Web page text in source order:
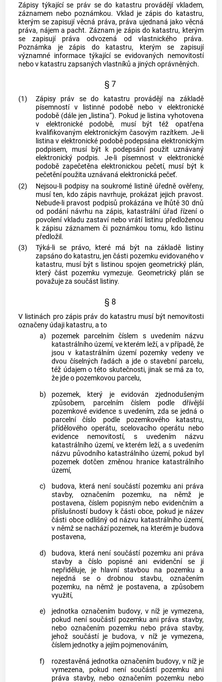
Zápisy týkající se práv se do katastru provádějí vkladem,
záznamem nebo poznámkou. Vklad je zápis do katastru,
kterým se zapisují věcná práva, práva ujednaná jako věcná
práva, nájem a pacht. Záznam je zápis do katastru, kterým
se zapisují práva odvozená od vlastnického práva.
Poznámka je zápis do
katastru, kterým se zapisují
významné informace týkající se evidovaných nemovitostí
nebo v katastru zapsaných vlastníků a jiných oprávněných.
§ 7
(1) Zápisy práv se do katastru provádějí na základě
písemností v listinné podobě nebo v elektronické
podobě (dále jen „listina“). Pokud je listina vyhotovena
v elektronické podobě, musí být též opatřena
kvalifikovaným elektronickým časovým razítkem. Je-li
listina v elektronické podobě podepsána elektronickým
podpisem, musí být k podepsání použit uznávaný
elektronický podpis. Je-li písemnost v elektronické
podobě zapečetěna elektronickou pečetí, musí být k
pečetění použita uznávaná elektronická pečeť.
(2)
Nejsou-li podpisy na soukromé listině úředně ověřeny,
musí ten, kdo zápis navrhuje, prokázat jejich pravost.
Nebude-li pravost podpisů prokázána ve lhůtě 30 dnů
od podání návrhu na zápis, katastrální úřad řízení o
povolení vkladu zastaví nebo vrátí listinu předloženou
k zápisu záznamem či poznámkou tomu, kdo listinu
předložil.
(3)
Týká-li se právo, které má být na základě listiny
zapsáno do katastru, jen části pozemku evidovaného v
katastru, musí být s listinou spojen geometrický plán,
který část pozemku vymezuje. Geometrický plán se
považuje za součást listiny.
§ 8
V listinách pro zápis práv do katastru musí být nemovitosti
označeny údaji katastru, a to
a)
pozemek parcelním číslem s uvedením názvu
katastrálního území, ve kterém leží, a v případě, že
jsou v katastrálním území pozemky vedeny ve
dvou číselných řadách a jde ostavební parcelu,
též údajem o této skutečnosti, jinak se má za to,
že jde o pozemkovou parcelu,
b)
pozemek, který je evidován zjednodušeným
způsobem, parcelním číslem podle dřívější
pozemkové evidence s uvedením, zda se jedná o
parcelní číslo podle pozemkového
katastru,
přídělového operátu, scelovacího operátu nebo
evidence nemovitostí, s uvedením názvu
katastrálního území, ve kterém leží, a s uvedením
názvu původního katastrálního území, pokud byl
pozemek dotčen změnou hranice katastrálního
území,
c)
budova, která není součástí pozemku ani práva
stavby, označením pozemku, na němž je
postavena, číslem popisným nebo evidenčním a
příslušností budovyk části obce, pokud je název
části obceodlišný od názvu katastrálního území,
v němž se nacházípozemek, na kterém je budova
postavena,
d)
budova, která není součástí pozemku ani práva
stavby a číslo popisné ani evidenční se jí
nepřiděluje, je hlavní stavbou na pozemku a
nejedná se odrobnou stavbu, označením
pozemku, na němž je postavena, a způsobem
využití,
e)
jednotka označením budovy, v níž je vymezena,
pokud není součástí pozemku ani práva stavby,
nebo označením pozemku nebo práva stavby,
jehož součástí je
budova, v níž je vymezena,
číslem jednotky a jejím pojmenováním,
f)
rozestavěná jednotka označením budovy, v níž je
vymezena, pokud není součástí pozemku ani
práva stavby, nebo označením pozemku nebo